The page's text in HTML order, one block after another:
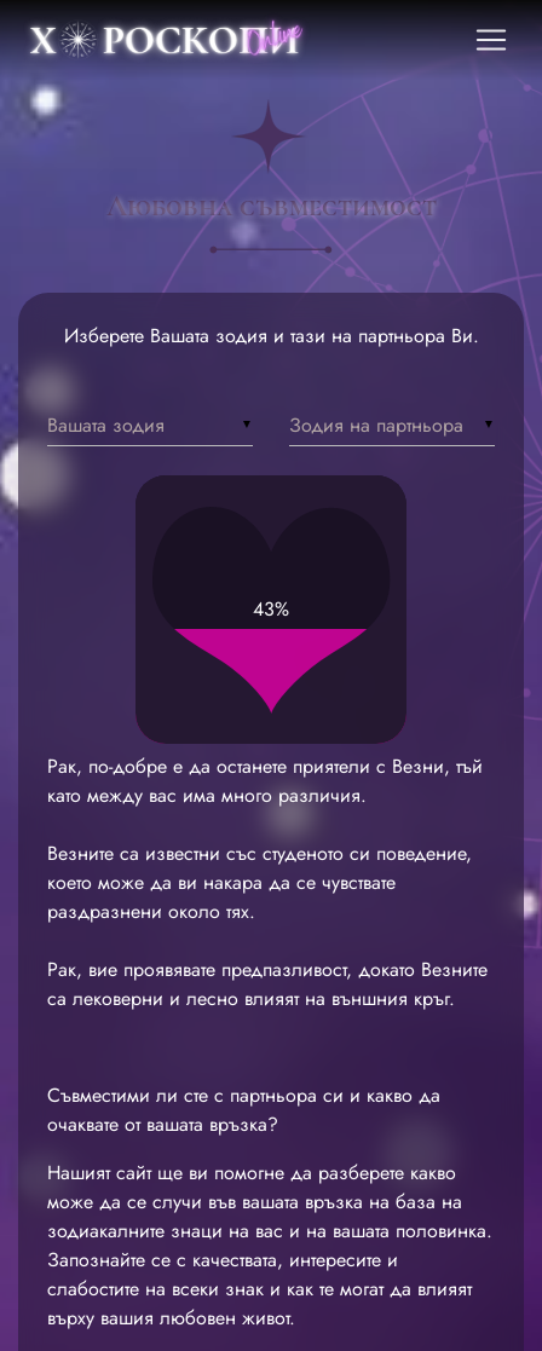
Любовна съвместимост
Изберете Вашата зодия и тази на партньора Ви.
▼
Вашата зодия ▼
Зодия на партньора
43%
Рак, по-добре е да останете приятели с Везни, тъй
като между вас има много различия.
Везните са известни със студеното си поведение,
което може да ви накара да се чувствате
раздразнени около тях.
Рак, вие проявявате предпазливост, докато Везните
са лековерни и лесно влияят на външния кръг.
Съвместими ли сте с партньора си и какво да
очаквате от вашата връзка?
Нашият сайт ще ви помогне да разберете какво
може да се случи във вашата връзка на база на
зодиакалните знаци на вас и на вашата половинка.
Запознайте се с качествата, интересите и
слабостите на всеки знак и как те могат да влияят
върху вашия любовен живот.